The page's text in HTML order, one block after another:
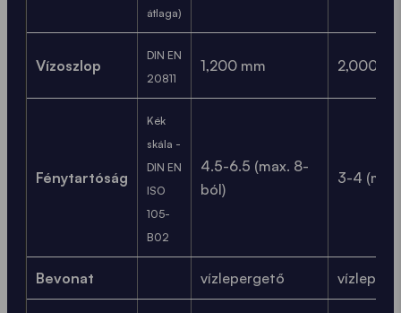
átlaga)
Vízoszlop
DIN EN
20811
1,200 mm 2,000
Fénytartóság
Kék
skála -
DIN EN
ISO
105-
B02
4.5-6.5 (max. 8-
ból)
3-4
Bevonat vízlepergető